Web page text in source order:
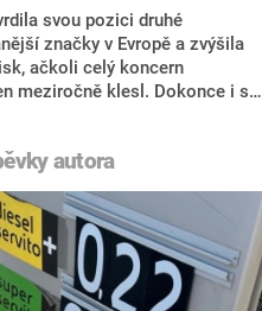
svou pozici druhé
značky v Evropě a zvýšila
ačkoli celý koncern
meziročně klesl. Dokonce i s
bateriových modelů.
autora